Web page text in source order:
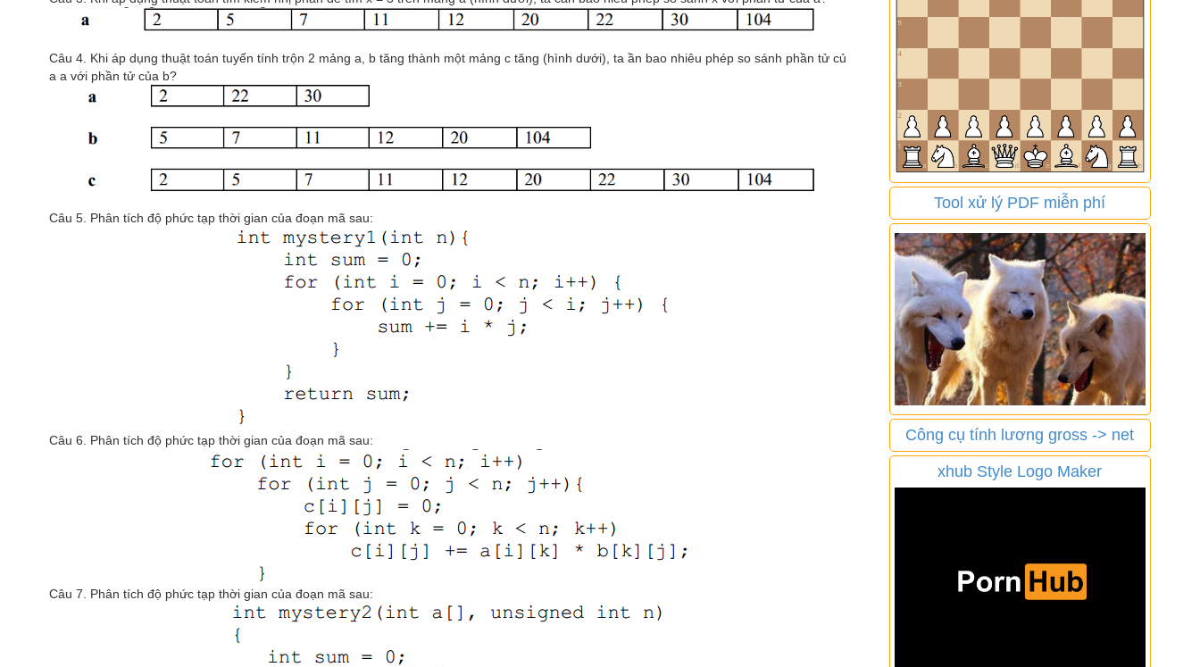
Câu 4. Khi áp dụng thuật toán tuyến tính trộn 2 mảng a, b tăng thành một mảng c tăng (hình dưới), ta ần bao nhiêu phép so sánh phần tử củ
a a với phần tử của b?
Câu 5. Phân tích độ phức tạp thời gian của đoạn mã sau:
Câu 6. Phân tích độ phức tạp thời gian của đoạn mã sau:
Câu 7. Phân tích độ phức tạp thời gian của đoạn mã sau:
Tool xử lý PDF miễn phí
Công cụ tính lương gross -> net
xhub Style Logo Maker